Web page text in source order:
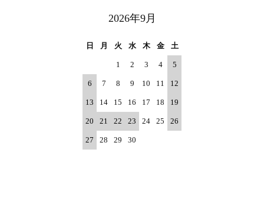
2026年9月
日 月 火 水 木 金 土
1 2 3 4 5
6 7 8 9 10 11 12
13 14 15 16 17 18 19
20 21 22 23 24 25 26
27 28 29 30